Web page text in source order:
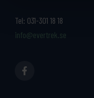
Tel: 031-301 18 18
info@evertrek.se